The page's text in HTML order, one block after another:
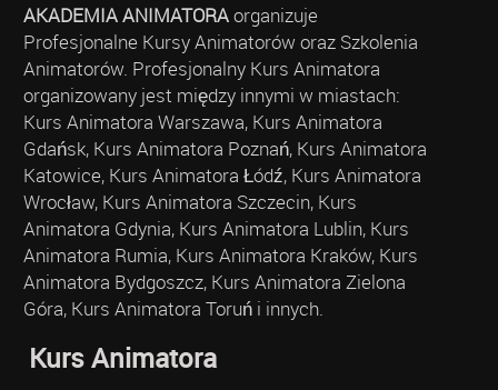
AKADEMIA ANIMATORAorganizuje
Profesjonalne Kursy Animatorów oraz Szkolenia
Animatorów. Profesjonalny Kurs Animatora
organizowany jest między innymi w miastach:
Kurs Animatora Warszawa, Kurs Animatora
Gdańsk, Kurs Animatora Poznań, Kurs Animatora
Katowice, Kurs Animatora Łódź, Kurs Animatora
Wrocław, Kurs Animatora Szczecin, Kurs
Animatora Gdynia, Kurs Animatora Lublin, Kurs
Animatora Rumia, Kurs Animatora Kraków, Kurs
Animatora Bydgoszcz, Kurs Animatora Zielona
Góra, Kurs Animatora Toruń i innych.
Kurs Animatora